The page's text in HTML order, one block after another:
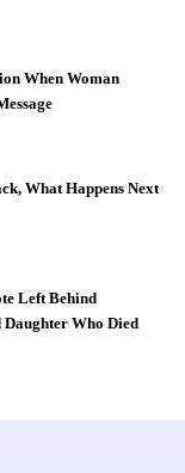
When Woman
What Happens Next
Left Behind
Who Died